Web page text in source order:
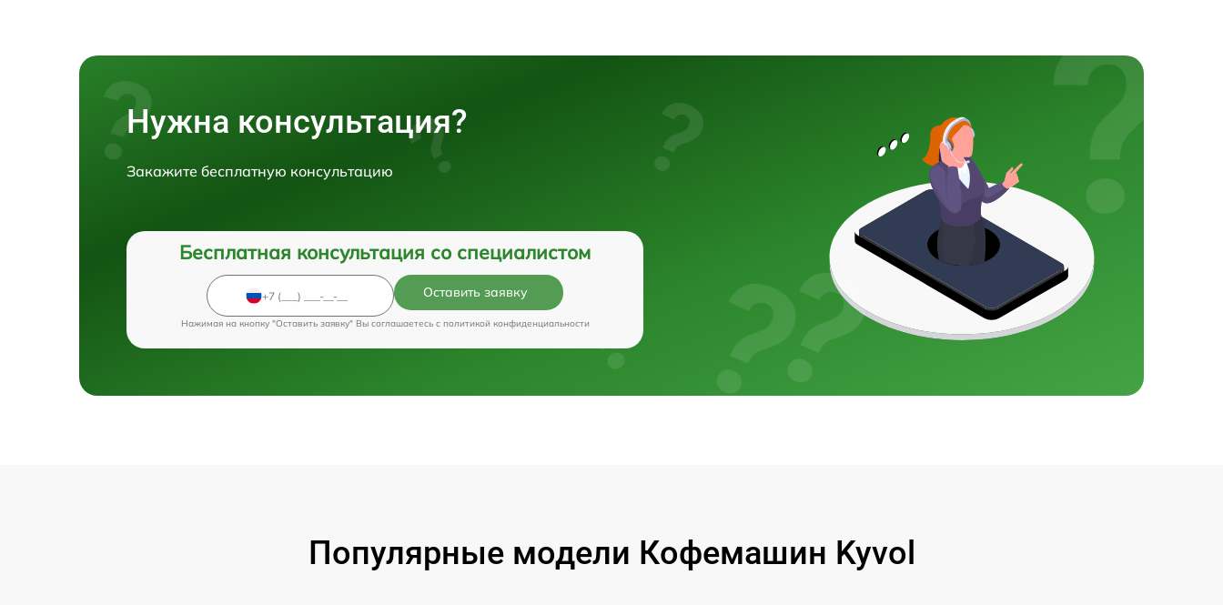
Нужна консультация?
Закажите бесплатную консультацию
Бесплатная консультация со специалистом
Оставить заявку
Нажимая на кнопку "Оставить заявку" Вы соглашаетесь c политикой конфиденциальности
Популярные модели Кофемашин Kyvol